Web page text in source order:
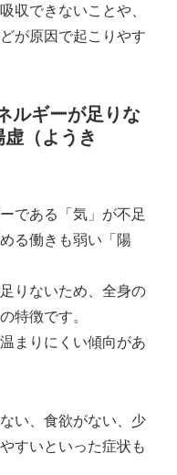
収できないことや、
が原因で起こりやす
ギーが足りな
（ようき
である「気」が不足
る働きも弱い「陽
りないため、全身の
特徴です。
まりにくい傾向があ
い、食欲がない、少
すいといった症状も